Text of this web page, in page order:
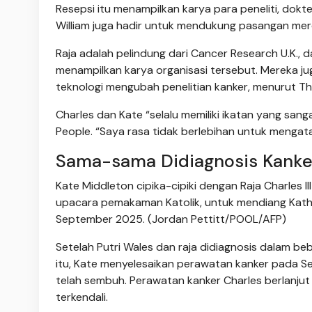
Resepsi itu menampilkan karya para peneliti,
William juga hadir untuk mendukung pasangan
Raja adalah pelindung dari Cancer Research
menampilkan karya organisasi tersebut. Mereka
teknologi mengubah penelitian kanker, menurut
Charles dan Kate “selalu memiliki ikatan yang
People. “Saya rasa tidak berlebihan untuk
Sama-sama Didiagnosis
Kate Middleton cipika-cipiki dengan Raja Charles
upacara pemakaman Katolik, untuk mendiang
September 2025. (Jordan Pettitt/POOL/AFP)
Setelah Putri Wales dan raja didiagnosis dalam
itu, Kate menyelesaikan perawatan kanker pada
telah sembuh. Perawatan kanker Charles
terkendali.